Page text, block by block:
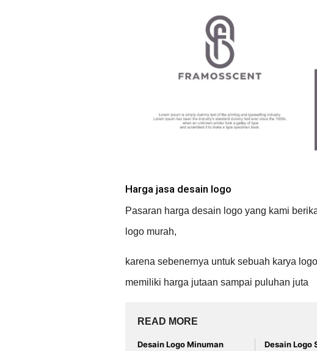
Harga jasa desain logo
Pasaran harga desain logo yang kami
logo murah,
karena sebenernya untuk sebuah karya
memiliki harga jutaan sampai puluhan juta
READ MORE
Desain Logo Minuman
Desain Logo